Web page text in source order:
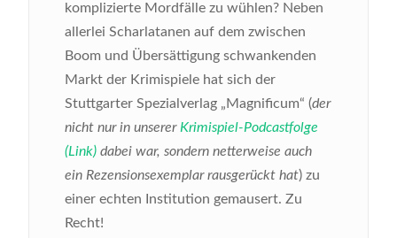
komplizierte Mordfälle zu wühlen? Neben
allerlei Scharlatanen auf dem zwischen
Boom und Übersättigung schwankenden
Markt der Krimispiele hat sich der
Stuttgarter Spezialverlag „Magnificum“ (der
nicht nur in unserer Krimispiel-Podcastfolge
(Link) dabei war, sondern netterweise auch
ein Rezensionsexemplar rausgerückt hat) zu
einer echten Institution gemausert. Zu
Recht!